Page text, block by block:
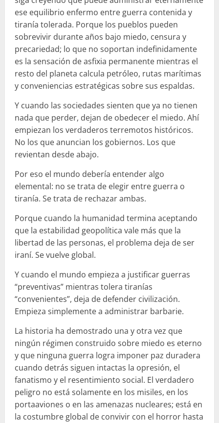
ese equilibrio enfermo entre guerra contenida y
tiranía tolerada. Porque los pueblos pueden
sobrevivir durante años bajo miedo, censura y
precariedad; lo que no soportan indefinidamente
es la sensación de asfixia permanente mientras el
resto del planeta calcula petróleo, rutas marítimas
y conveniencias estratégicas sobre sus espaldas.
Y cuando las sociedades sienten que ya no tienen
nada que perder, dejan de obedecer el miedo. Ahí
empiezan los verdaderos terremotos históricos.
No los que anuncian los gobiernos. Los que
revientan desde abajo.
Por eso el mundo debería entender algo
elemental: no se trata de elegir entre guerra o
tiranía. Se trata de rechazar ambas.
Porque cuando la humanidad termina aceptando
que la estabilidad geopolítica vale más que la
libertad de las personas, el problema deja de ser
iraní. Se vuelve global.
Y cuando el mundo empieza a justificar guerras
“preventivas” mientras tolera tiranías
“convenientes”, deja de defender civilización.
Empieza simplemente a administrar barbarie.
La historia ha demostrado una y otra vez que
ningún régimen construido sobre miedo es eterno
y que ninguna guerra logra imponer paz duradera
cuando detrás siguen intactas la opresión, el
fanatismo y el resentimiento social. El verdadero
peligro no está solamente en los misiles, en los
portaaviones o en las amenazas nucleares; está en
la costumbre global de convivir con el horror hasta